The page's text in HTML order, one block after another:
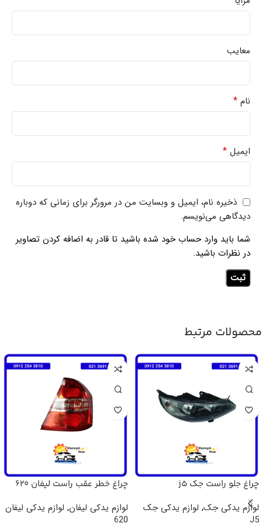
معایب
نام *
ایمیل *
ذخیره نام، ایمیل و وبسایت من در مرورگر برای زمانی که دوباره
دیدگاهی می‌نویسم.
شما باید وارد حساب خود شده باشید تا قادر به اضافه کردن تصاویر
در نظرات باشید.
محصولات مرتبط
چراغ جلو راست جک j5
لوازم یدکی جک, لوازم یدکی جک
چراغ خطر عقب راست لیفان 620
لوازم یدکی لیفان, لوازم یدکی لیفان